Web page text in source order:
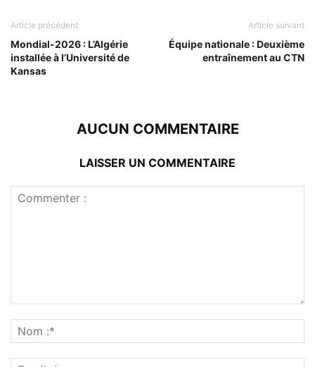
Article précédent
Mondial-2026 : L’Algérie
installée à l’Université de
Kansas
Article suivant
Équipe nationale : Deuxième
entraînement au CTN
AUCUN COMMENTAIRE
LAISSER UN COMMENTAIRE